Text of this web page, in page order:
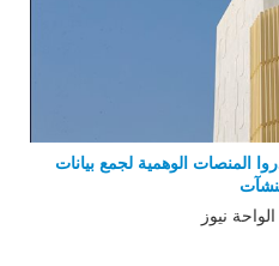
المنصات الوهمية لجمع بيانات
نيوز